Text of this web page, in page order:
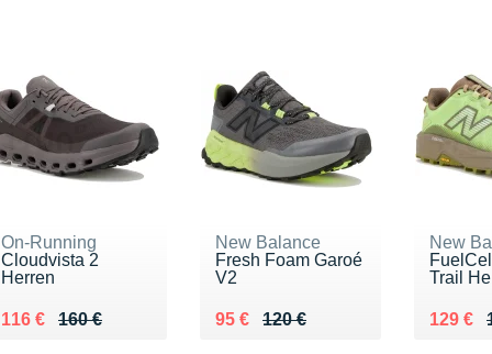
On-Running
Cloudvista 2
Herren
160 €
Au lieu de 160 €
116 €
Vendu 116 €
New Balance
Fresh Foam Garoé
V2
120 €
Au lieu de 120 €
95 €
Vendu 95 €
New
Trail
Au lieu
129 €
Vendu